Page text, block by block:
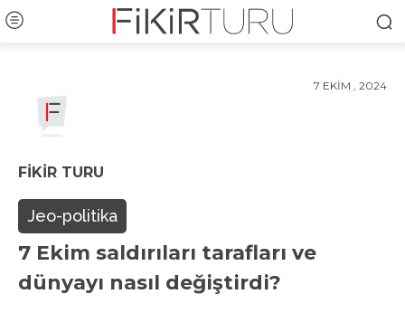
7 EKIM , 2024
FIKIR TURU
Jeo-politika
7 Ekim saldırıları tarafları ve
dünyayı nasıl değiştirdi?